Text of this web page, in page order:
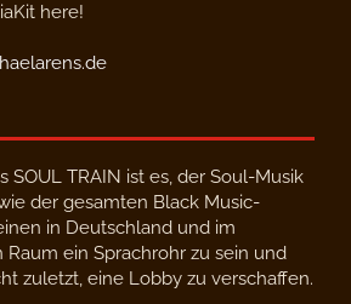
here!
SOUL TRAIN ist es, der Soul-Musik
der gesamten Black Music-
in Deutschland und im
ein Sprachrohr zu sein und
zuletzt, eine Lobby zu verschaffen.